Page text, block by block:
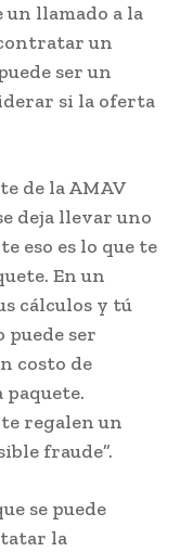
un llamado a la
un
ser un
si la oferta
de la AMAV
deja llevar uno
eso es lo que te
En un
cálculos y tú
puede ser
costo de
paquete.
regalen un
fraude”.
se puede
la